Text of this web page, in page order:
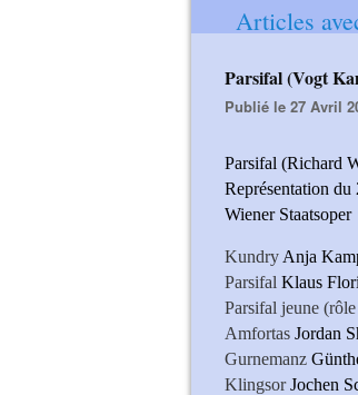
Articles
Parsifal (Vogt
Publié le 27 Avril
Parsifal (Richard
Représentation
Wiener Staatsoper
Kundry Anja
Parsifal Klaus
Parsifal jeune
Amfortas Jordan
Gurnemanz
KlingsorJochen